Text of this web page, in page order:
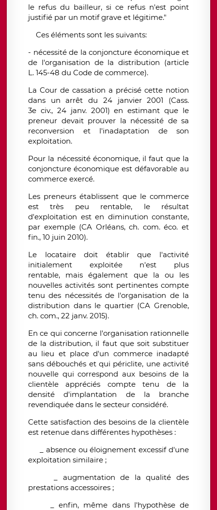
le refus du bailleur, si ce refus n'est point
justifié par un motif grave et légitime."
Ces éléments sont les suivants:
- nécessité de la conjoncture économique et
de l'organisation de la distribution (article
L. 145-48 du Code de commerce).
La Cour de cassation a précisé cette notion
dans un arrêt du 24 janvier 2001 (Cass.
3e civ., 24 janv. 2001) en estimant que le
preneur devait prouver la nécessité de sa
reconversion et l'inadaptation de son
exploitation.
Pour la nécessité économique, il faut que la
conjoncture économique est défavorable au
commerce exercé.
Les preneurs établissent que le commerce
est très peu rentable, le résultat
d'exploitation est en diminution constante,
par exemple (CA Orléans, ch. com. éco. et
fin., 10 juin 2010).
Le locataire doit établir que l'activité
initialement exploitée n'est plus
rentable, mais également que la ou les
nouvelles activités sont pertinentes compte
tenu des nécessités de l'organisation de la
distribution dans le quartier (CA Grenoble,
ch. com., 22 janv. 2015).
En ce qui concerne l'organisation rationnelle
de la distribution, il faut que soit substituer
au lieu et place d'un commerce inadapté
sans débouchés et qui périclite, une activité
nouvelle qui correspond aux besoins de la
clientèle appréciés compte tenu de la
densité d'implantation de la branche
revendiquée dans le secteur considéré.
Cette satisfaction des besoins de la clientèle
est retenue dans différentes hypothèses :
_ absence ou éloignement excessif d'une
exploitation similaire ;
_ augmentation de la qualité des
prestations accessoires ;
_ enfin, même dans l'hypothèse de